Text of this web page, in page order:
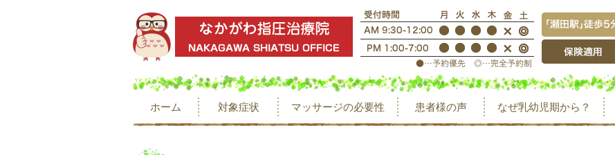
ホーム 対象症状 マッサージの必要性 患者様の声 なぜ乳幼児期から？